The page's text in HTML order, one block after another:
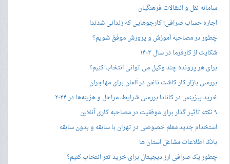
سامانه نقل و انتقالات فرهنگیان
اجاره حساب صرافی؛ کارجوهایی که زندانی شدند!
چطور در مصاحبه‌ آموزش و پرورش موفق شویم؟
شکایت از کارفرما در سال ۱۴۰۳
برای هر پرونده چند وکیل می توانی انتخاب کنیم؟
بررسی بازار کار کاشت ناخن در آلمان برای مهاجران
خرید بیزینس در کانادا بررسی شرایط، مراحل و هزینه‌ها در ۲۰۲۴
۹ نکته تاثیر گذار برای موفقیت در مصاحبه کاری آنلاین
استخدام جدید معلم خصوصی در تهران با سابقه و بدون سابقه
بانک اطلاعات مشاغل استان ها
چطور یک صرافی ارز دیجیتال برای خرید تتر انتخاب کنیم؟